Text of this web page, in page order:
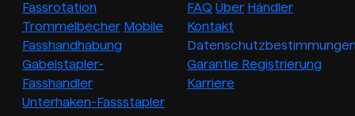
Fassrotation
Trommelbecher Mobile
Fasshandhabung
Gabelstapler-
Fasshandler
Unterhaken-Fassstapler
FAQ Über Händler
Kontakt
Garantie Registrierung
Karriere